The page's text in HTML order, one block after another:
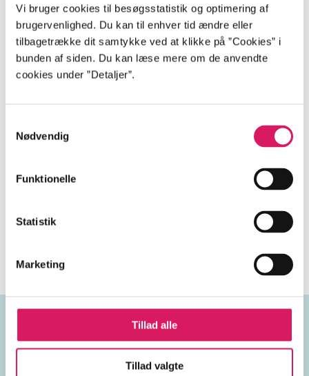
Vi bruger cookies til besøgsstatistik og optimering af
brugervenlighed. Du kan til enhver tid ændre eller
tilbagetrække dit samtykke ved at klikke på ”Cookies” i
bunden af siden. Du kan læse mere om de anvendte
cookies under ”Detaljer”.
Nødvendig
Funktionelle
Statistik
Marketing
Tillad alle
Tillad valgte
Genre og form
kærlighed, drama
fra 15 år
Knud og Carsten er et ældre par der bor sammen
med hunden Herman i et stort hus uden for byen.
Men lige rundt om hjørnet lurer en skilsmisse.
længere. Men spiller Carsten med åbne kort, når han
Emneord